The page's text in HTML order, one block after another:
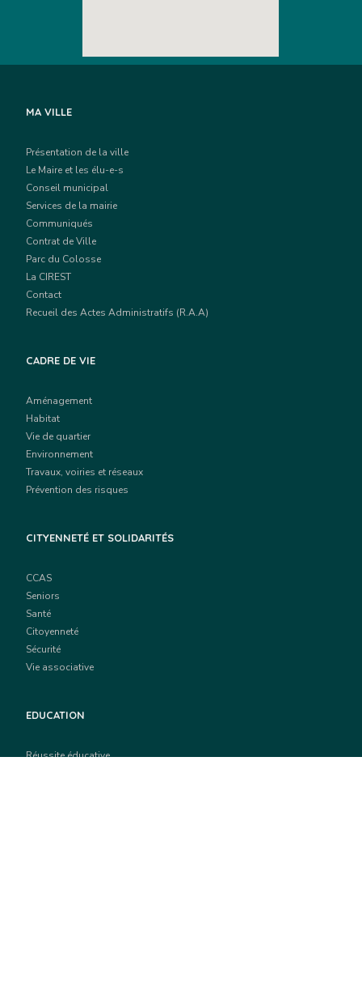
MA VILLE
Présentation de la ville
Le Maire et les élu-e-s
Conseil municipal
Services de la mairie
Communiqués
Contrat de Ville
Parc du Colosse
La CIREST
Contact
Recueil des Actes Administratifs (R.A.A)
CADRE DE VIE
Aménagement
Habitat
Vie de quartier
Environnement
Travaux, voiries et réseaux
Prévention des risques
CITYENNETÉ ET SOLIDARITÉS
CCAS
Seniors
Santé
Citoyenneté
Sécurité
Vie associative
EDUCATION
Réussite éducative